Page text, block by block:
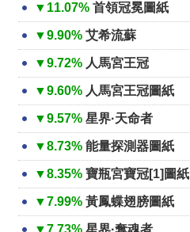
▼11.07% 首領冠冕圖紙
▼9.90% 艾希流蘇
▼9.72% 人馬宮王冠
▼9.60% 人馬宮王冠圖紙
▼9.57% 星界·天命者
▼8.73% 能量探測器圖紙
▼8.35% 寶瓶宮寶冠[1]圖紙
▼7.99% 黃鳳蝶翅膀圖紙
▼7.73% 星界·奪魂者